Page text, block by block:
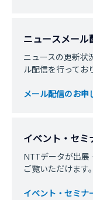
ニュースメール
ニュースの更新状
ル配信を行ってお
メール配信のお申
イベント・セミ
NTTデータが出展
ご覧いただけます。
イベント・セミナ